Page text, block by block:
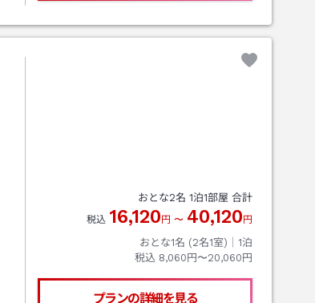
おとな2名 1泊1部屋 合計
税込 16,120円 〜 40,120円
おとな1名 (2名1室)｜ 1泊
税込 8,060円〜20,060円
プランの詳細を見る